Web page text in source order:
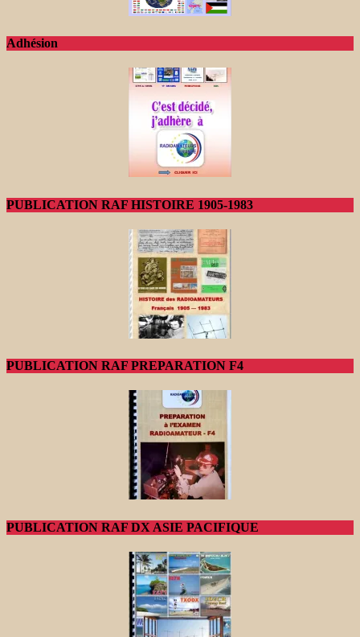
Adhésion
PUBLICATION RAF HISTOIRE 1905-1983
PUBLICATION RAF PREPARATION F4
PUBLICATION RAF DX ASIE PACIFIQUE